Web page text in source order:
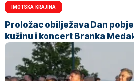
IMOTSKA KRAJINA
Proložac obilježava Dan
kužinu i koncert Branka